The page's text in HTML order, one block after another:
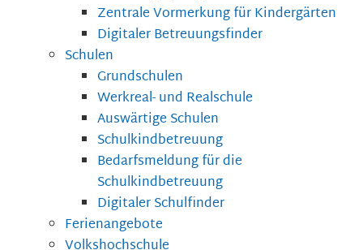
Zentrale Vormerkung für Kindergärten
Digitaler Betreuungsfinder
Schulen
Grundschulen
Werkreal- und Realschule
Auswärtige Schulen
Schulkindbetreuung
Bedarfsmeldung für die
Schulkindbetreuung
Digitaler Schulfinder
Ferienangebote